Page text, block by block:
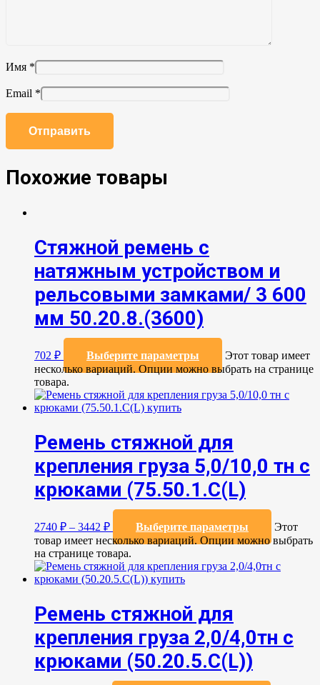
Имя *
Email *
Похожие товары
Стяжной ремень с
натяжным устройством и
рельсовыми замками/ 3 600
мм 50.20.8.(3600)
702 ₽ Выберите параметры
Этот товар имеет
несколько вариаций. Опции можно выбрать на странице
товара.
Ремень стяжной для
крепления груза 5,0/10,0 тн с
крюками (75.50.1.C(L)
2740 ₽ – 3442 ₽ Выберите параметры
Этот
товар имеет несколько вариаций. Опции можно выбрать
на странице товара.
Ремень стяжной для
крепления груза 2,0/4,0тн с
крюками (50.20.5.C(L))